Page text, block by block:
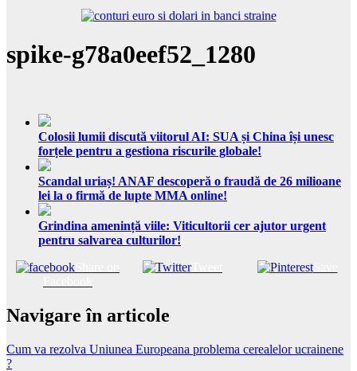
spike-g78a0eef52_1280
Colosii lumii discută viitorul AI: SUA și China își unesc
forțele pentru a gestiona riscurile globale!
Scandal uriaș! ANAF descoperă o fraudă de 26 milioane
lei la o firmă de lupte MMA online!
Grindina amenință viile: Viticultorii cer ajutor urgent
pentru salvarea culturilor!
Tweet Save
Navigare în articole
Cum va rezolva Uniunea Europeana problema cerealelor ucrainene
?